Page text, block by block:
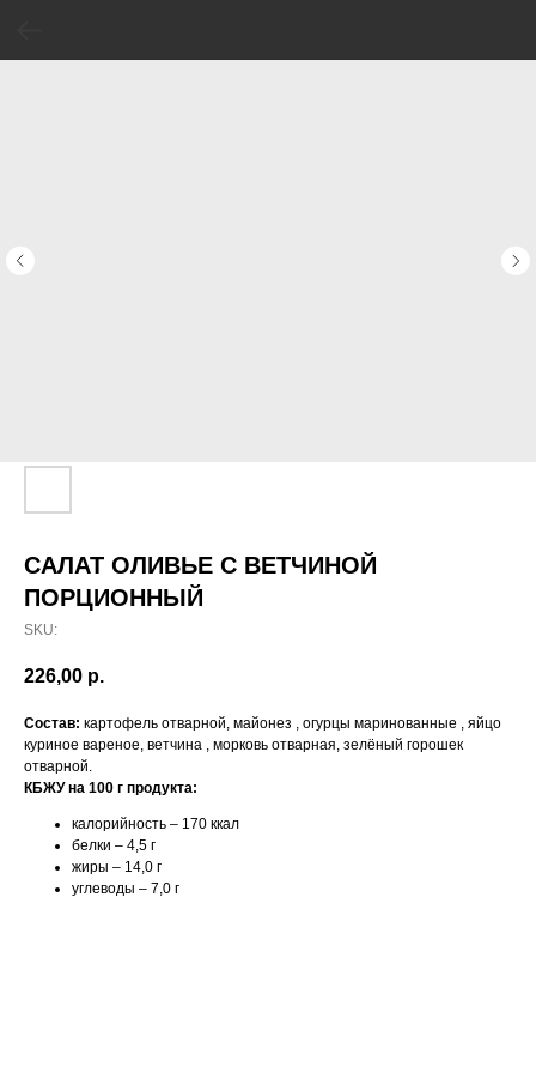
САЛАТ ОЛИВЬЕ С ВЕТЧИНОЙ
ПОРЦИОННЫЙ
SKU:
226,00 р.
Состав: картофель отварной, майонез , огурцы маринованные , яйцо
куриное вареное, ветчина , морковь отварная, зелёный горошек
отварной.
КБЖУ на 100 г продукта:
калорийность – 170 ккал
белки – 4,5 г
жиры – 14,0 г
углеводы – 7,0 г